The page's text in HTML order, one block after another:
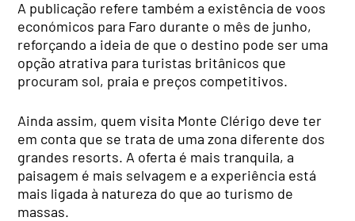
A publicação refere também a existência de voos
económicos para Faro durante o mês de junho,
reforçando a ideia de que o destino pode ser uma
opção atrativa para turistas britânicos que
procuram sol, praia e preços competitivos.
Ainda assim, quem visita Monte Clérigo deve ter
em conta que se trata de uma zona diferente dos
grandes resorts. A oferta é mais tranquila, a
paisagem é mais selvagem e a experiência está
mais ligada à natureza do que ao turismo de
massas.